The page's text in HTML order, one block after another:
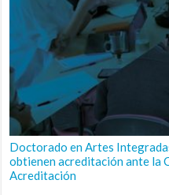
Doctorado en Artes
obtienen acreditación ante la
Acreditación